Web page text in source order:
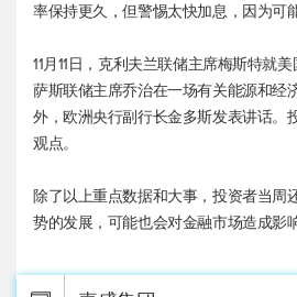
率保持更久，但警惕太快加息，因为可
11月11日，克利夫兰联储主席梅斯特就
萨斯联储主席乔治在一场有关能源和经
外，欧洲央行副行长金多斯发表讲话。
观点。
除了以上重点数据和大事，投资者当周
势的发展，可能也会对金融市场造成影响